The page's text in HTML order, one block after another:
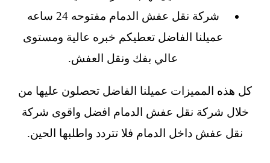
شركة نقل عفش الدمام مفتوحه 24 ساعه
عميلنا الفاضل تعطيكم خبره عالية ومستوى
عالي بفك ونقل العفش.
كل هذه المميزات عميلنا الفاضل تحصلون عليها من
خلال شركة نقل عفش الدمام افضل واقوى شركة
نقل عفش داخل الدمام فلا تتردد واطلبها الحين.